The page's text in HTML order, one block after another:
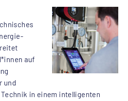
auf
und
in einem intelligenten